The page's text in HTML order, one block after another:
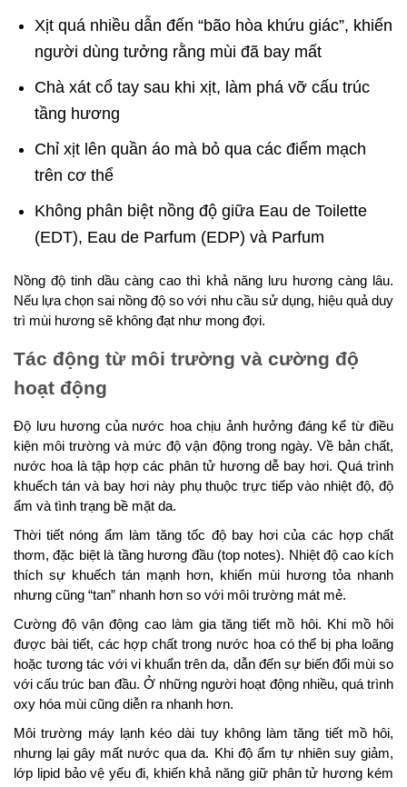
Xịt quá nhiều dẫn đến “bão hòa khứu giác”, khiến
người dùng tưởng rằng mùi đã bay mất
Chà xát cổ tay sau khi xịt, làm phá vỡ cấu trúc
tầng hương
Chỉ xịt lên quần áo mà bỏ qua các điểm mạch
trên cơ thể
Không phân biệt nồng độ giữa Eau de Toilette
(EDT), Eau de Parfum (EDP) và Parfum
Nồng độ tinh dầu càng cao thì khả năng lưu hương càng lâu.
Nếu lựa chọn sai nồng độ so với nhu cầu sử dụng, hiệu quả duy
trì mùi hương sẽ không đạt như mong đợi.
Tác động từ môi trường và cường độ
hoạt động
Độ lưu hương của nước hoa chịu ảnh hưởng đáng kể từ điều
kiện môi trường và mức độ vận động trong ngày. Về bản chất,
nước hoa là tập hợp các phân tử hương dễ bay hơi. Quá trình
khuếch tán và bay hơi này phụ thuộc trực tiếp vào nhiệt độ, độ
ẩm và tình trạng bề mặt da.
Thời tiết nóng ẩm làm tăng tốc độ bay hơi của các hợp chất
thơm, đặc biệt là tầng hương đầu (top notes). Nhiệt độ cao kích
thích sự khuếch tán mạnh hơn, khiến mùi hương tỏa nhanh
nhưng cũng “tan” nhanh hơn so với môi trường mát mẻ.
Cường độ vận động cao làm gia tăng tiết mồ hôi. Khi mồ hôi
được bài tiết, các hợp chất trong nước hoa có thể bị pha loãng
hoặc tương tác với vi khuẩn trên da, dẫn đến sự biến đổi mùi so
với cấu trúc ban đầu. Ở những người hoạt động nhiều, quá trình
oxy hóa mùi cũng diễn ra nhanh hơn.
Môi trường máy lạnh kéo dài tuy không làm tăng tiết mồ hôi,
nhưng lại gây mất nước qua da. Khi độ ẩm tự nhiên suy giảm,
lớp lipid bảo vệ yếu đi, khiến khả năng giữ phân tử hương kém